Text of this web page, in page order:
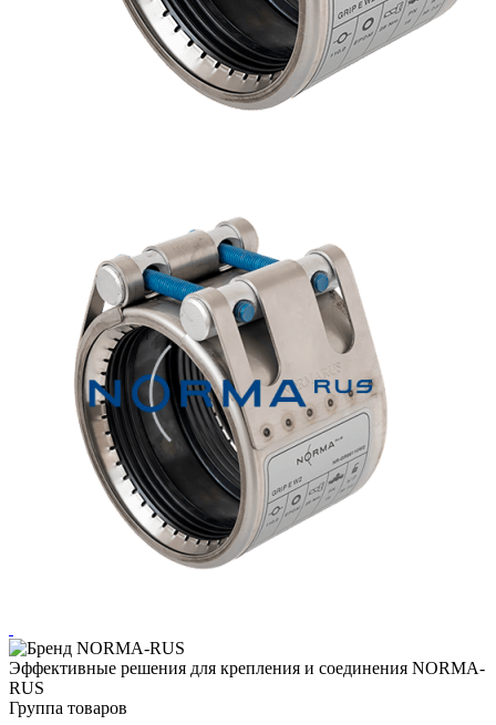
Эффективные решения для крепления и соединения NORMA-
RUS
Группа товаров